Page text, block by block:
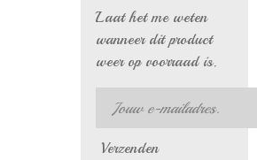
Laat het me weten
wanneer dit product
weer op voorraad is.
Verzenden